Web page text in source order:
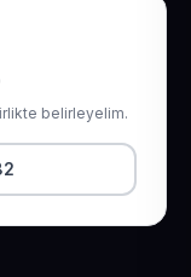
belirleyelim.